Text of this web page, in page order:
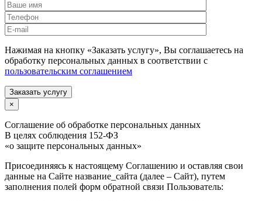
Нажимая на кнопку «Заказать услугу», Вы соглашаетесь на
обработку персональных данных в соответствии с
пользовательским соглашением
Заказать услугу
×
Соглашение об обработке персональных данных
В целях соблюдения 152-ФЗ
«о защите персональных данных»
Присоединяясь к настоящему Соглашению и оставляя свои
данные на Сайте название_сайта (далее – Сайт), путем
заполнения полей форм обратной связи Пользователь: